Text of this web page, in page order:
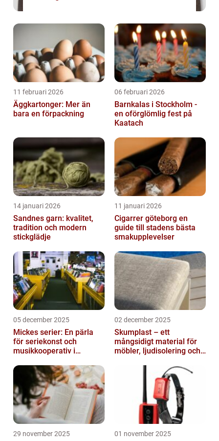
11 februari 2026
Äggkartonger: Mer än
bara en förpackning
06 februari 2026
Barnkalas i Stockholm -
en oförglömlig fest på
Kaatach
14 januari 2026
Sandnes garn: kvalitet,
tradition och modern
stickglädje
11 januari 2026
Cigarrer göteborg en
guide till stadens bästa
smakupplevelser
05 december 2025
Mickes serier: En pärla
för seriekonst och
musikkooperativ i
02 december 2025
Skumplast – ett
mångsidigt material för
möbler, ljudisolering och
29 november 2025 01 november 2025